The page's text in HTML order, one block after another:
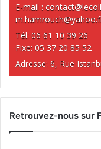
E-mail :
Tél: 06 61 10 39 26
Fixe: 05 37 20 85 52
Adresse: 6, Rue
Retrouvez-nous sur